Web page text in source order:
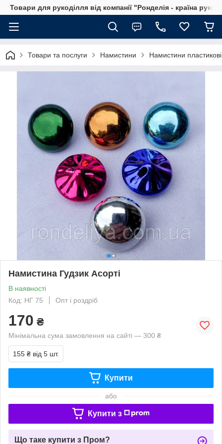
Товари для рукоділля від компанії "Ронделія - країна
Товари та послуги Намистини Намистини пластикові
Намистина Гудзик Асорті
В наявності
Код: НГ 75
Опт і роздріб
170 ₴
Мінімальна сума замовлення на сайті — 300 ₴
155 ₴ від 5 шт.
Купити
або
Купити з
Що таке купити з Пром?